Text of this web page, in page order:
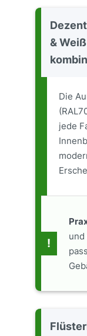
&
Die
jede
!